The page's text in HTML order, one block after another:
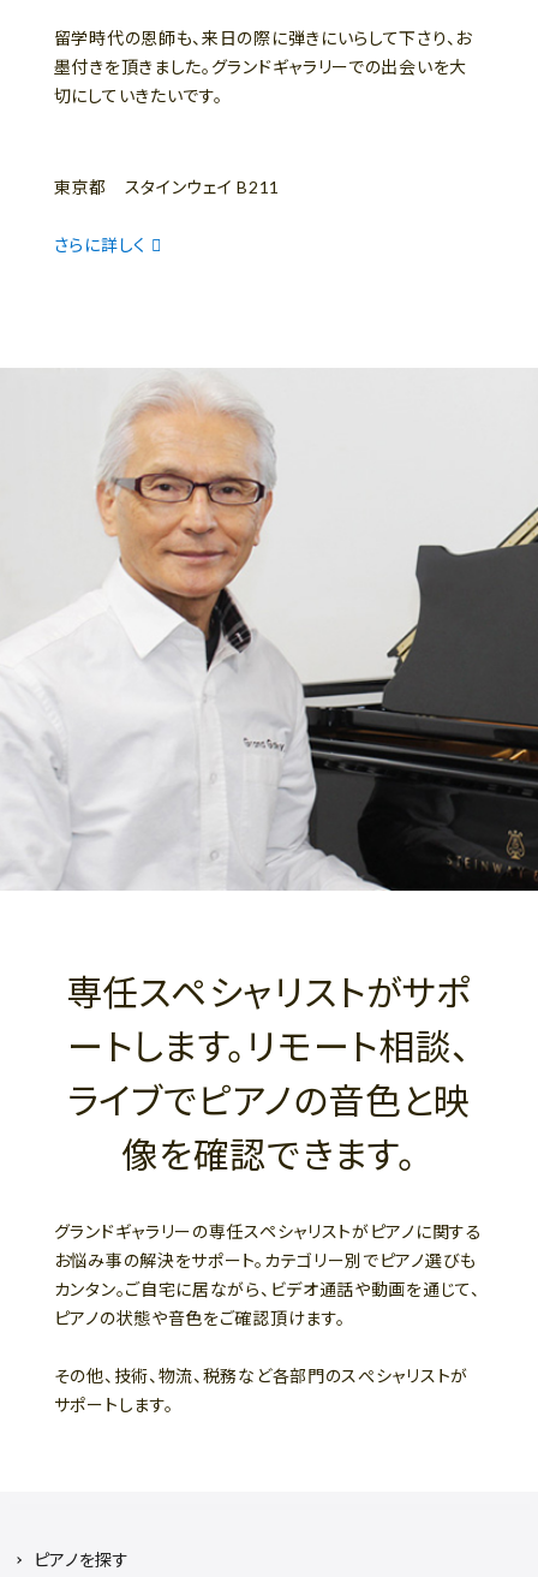
留学時代の恩師も、来日の際に弾きにいらして下さり、お
墨付きを頂きました。グランドギャラリーでの出会いを大
切にしていきたいです。
東京都 スタインウェイ B211
さらに詳しく
専任スペシャリストがサポ
ートします。リモート相談、
ライブでピアノの音色と映
像を確認できます。
グランドギャラリーの専任スペシャリストがピアノに関する
お悩み事の解決をサポート。カテゴリー別でピアノ選びも
カンタン。ご自宅に居ながら、ビデオ通話や動画を通じて、
ピアノの状態や音色をご確認頂けます。
その他、技術、物流、税務など各部門のスぺシャリストが
サポートします。
ピアノを探す